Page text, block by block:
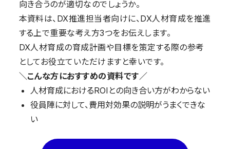
向き合うのが適切なのでしょうか。
本資料は、DX推進担当者向けに、DX人材育成を推進
する上で重要な考え方3つをお伝えします。
DX人材育成の育成計画や目標を策定する際の参考
としてお役立ていただけますと幸いです。
＼こんな方におすすめの資料です／
人材育成におけるROIとの向き合い方がわからない
役員陣に対して、費用対効果の説明がうまくできな
い